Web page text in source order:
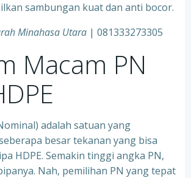
sambungan kuat dan anti bocor.
Minahasa Utara | 081333273305
Macam PN
adalah satuan yang
besar tekanan yang bisa
HDPE. Semakin tinggi angka PN,
Nah, pemilihan PN yang tepat